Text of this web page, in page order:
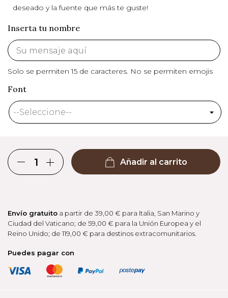
deseado y la fuente que más te guste!
Inserta tu nombre
Solo se permiten 15 de caracteres. No se permiten emojis
Font
Añadir al carrito
Envío gratuito a partir de 39,00 € para Italia, San Marino y
Ciudad del Vaticano; de 59,00 € para la Unión Europea y el
Reino Unido; de 119,00 € para destinos extracomunitarios.
Puedes pagar con